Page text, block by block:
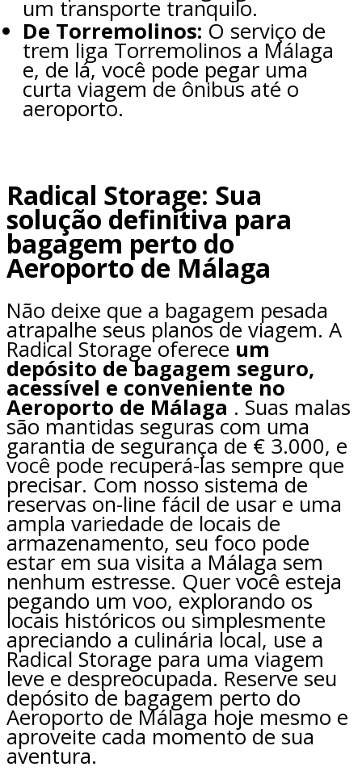
um transporte tranquilo.
De Torremolinos: O serviço de
trem liga Torremolinos a Málaga
e, de lá, você pode pegar uma
curta viagem de ônibus até o
aeroporto.
Radical Storage: Sua
solução definitiva para
bagagem perto do
Aeroporto de Málaga
Não deixe que a bagagem pesada
atrapalhe seus planos de viagem. A
Radical Storage oferece um
depósito de bagagem seguro,
acessível e conveniente no
Aeroporto de Málaga . Suas malas
são mantidas seguras com uma
garantia de segurança de € 3.000, e
você pode recuperá-las sempre que
precisar. Com nosso sistema de
reservas on-line fácil de usar e uma
ampla variedade de locais de
armazenamento, seu foco pode
estar em sua visita a Málaga sem
nenhum estresse. Quer você esteja
pegando um voo, explorando os
locais históricos ou simplesmente
apreciando a culinária local, use a
Radical Storage para uma viagem
leve e despreocupada. Reserve seu
depósito de bagagem perto do
Aeroporto de Málaga hoje mesmo e
aproveite cada momento de sua
aventura.